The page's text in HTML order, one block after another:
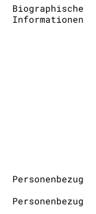
Biographische
Informationen
Personenbezug
Personenbezug